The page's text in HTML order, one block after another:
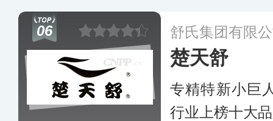
市轨道等众多领
和地区。更多
06 舒氏集团有限
楚天舒
专精特新小巨
行业上榜十大